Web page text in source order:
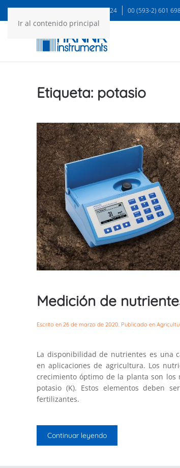
Ir al contenido principal
WA: 99935 1624 00 (593-2) 601
Etiqueta: potasio
Medición de
Escrito en 26 de marzo de 2020 . Publicado en
La disponibilidad de nutrientes es una
en aplicaciones de agricultura. Los
crecimiento óptimo de la planta son los
potasio (K). Estos elementos deben
fertilizantes.
Continuar leyendo